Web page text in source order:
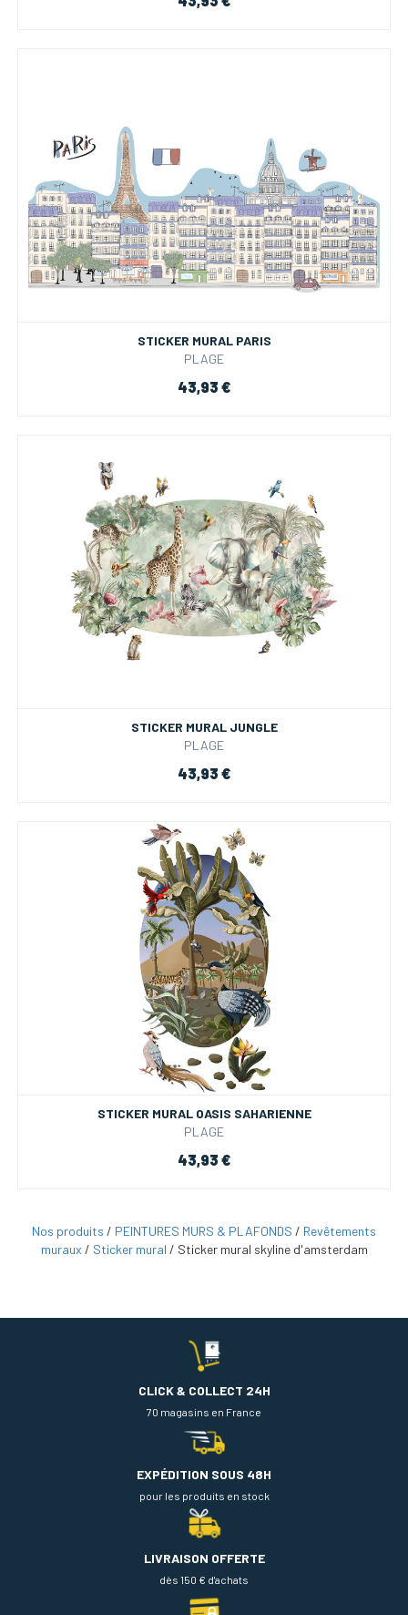
STICKER MURAL PARIS
PLAGE
43,93 €
STICKER MURAL JUNGLE
PLAGE
43,93 €
STICKER MURAL OASIS SAHARIENNE
PLAGE
43,93 €
Nos produits / PEINTURES MURS & PLAFONDS / Revêtements
muraux / Sticker mural / Sticker mural skyline d'amsterdam
CLICK & COLLECT 24H
70 magasins en France
EXPÉDITION SOUS 48H
pour les produits en stock
LIVRAISON OFFERTE
dès 150 € d'achats